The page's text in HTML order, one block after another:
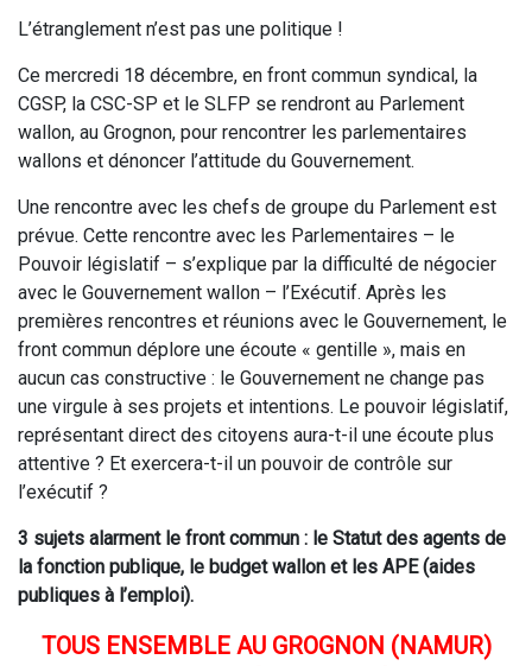
L’étranglement n’est pas une politique !
Ce mercredi 18 décembre, en front commun syndical, la
CGSP, la CSC-SP et le SLFP se rendront au Parlement
wallon, au Grognon, pour rencontrer les parlementaires
wallons et dénoncer l’attitude du Gouvernement.
Une rencontre avec les chefs de groupe du Parlement est
prévue. Cette rencontre avec les Parlementaires – le
Pouvoir législatif – s’explique par la difficulté de négocier
avec le Gouvernement wallon – l’Exécutif. Après les
premières rencontres et réunions avec le Gouvernement, le
front commun déplore une écoute « gentille », mais en
aucun cas constructive : le Gouvernement ne change pas
une virgule à ses projets et intentions. Le pouvoir législatif,
représentant direct des citoyens aura-t-il une écoute plus
attentive ? Et exercera-t-il un pouvoir de contrôle sur
l’exécutif ?
3 sujets alarment le front commun : le Statut des agents de
la fonction publique, le budget wallon et les APE (aides
publiques à l’emploi).
TOUS ENSEMBLE AU GROGNON (NAMUR)